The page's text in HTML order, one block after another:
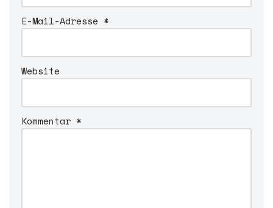
E-Mail-Adresse *
Website
Kommentar *
t
i